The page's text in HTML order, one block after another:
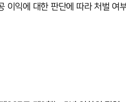
이익에 대한 판단에 따라 처벌 여